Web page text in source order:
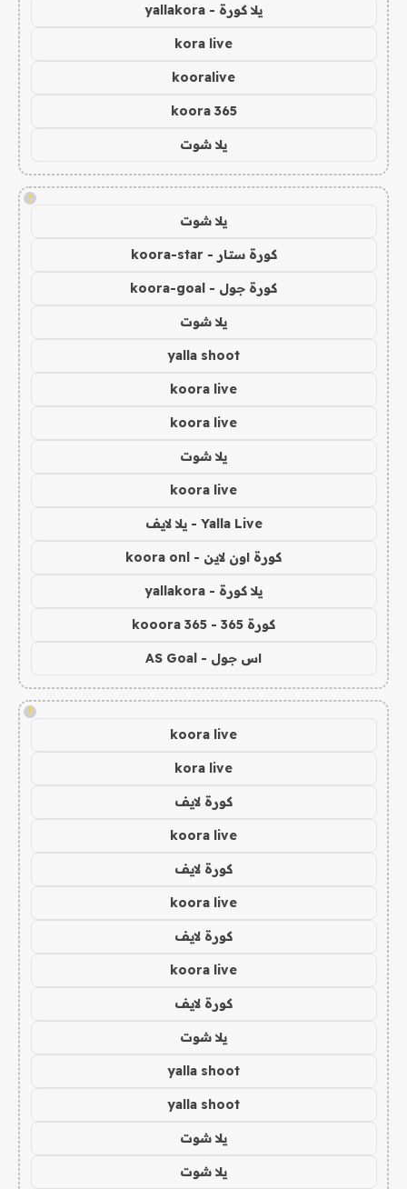
يلا كورة - yallakora
kora live
kooralive
koora 365
يلا شوت
!
يلا شوت
كورة ستار - koora-star
كورة جول - koora-goal
يلا شوت
yalla shoot
koora live
koora live
يلا شوت
koora live
Yalla Live - يلا لايف
كورة اون لاين - koora onl
يلا كورة - yallakora
كورة 365 - kooora 365
اس جول - AS Goal
!
koora live
kora live
كورة لايف
koora live
كورة لايف
koora live
كورة لايف
koora live
كورة لايف
يلا شوت
yalla shoot
yalla shoot
يلا شوت
يلا شوت